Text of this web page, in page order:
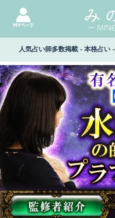
人気占い師多数掲載 - 本格占い -